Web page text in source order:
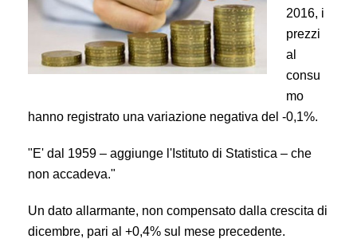
2016, i
prezzi
al
consu
mo
hanno registrato una variazione negativa del -0,1%.
"E' dal 1959 – aggiunge l'Istituto di Statistica – che
non accadeva."
Un dato allarmante, non compensato dalla crescita di
dicembre, pari al +0,4% sul mese precedente.